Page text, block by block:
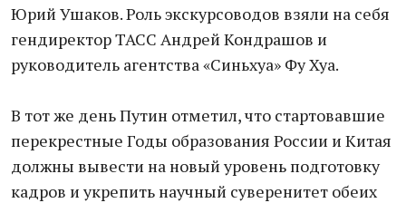
Юрий Ушаков. Роль экскурсоводов взяли на себя
гендиректор ТАСС Андрей Кондрашов и
руководитель агентства «Синьхуа» Фу Хуа.
В тот же день Путин отметил, что стартовавшие
перекрестные Годы образования России и Китая
должны вывести на новый уровень подготовку
кадров и укрепить научный суверенитет обеих